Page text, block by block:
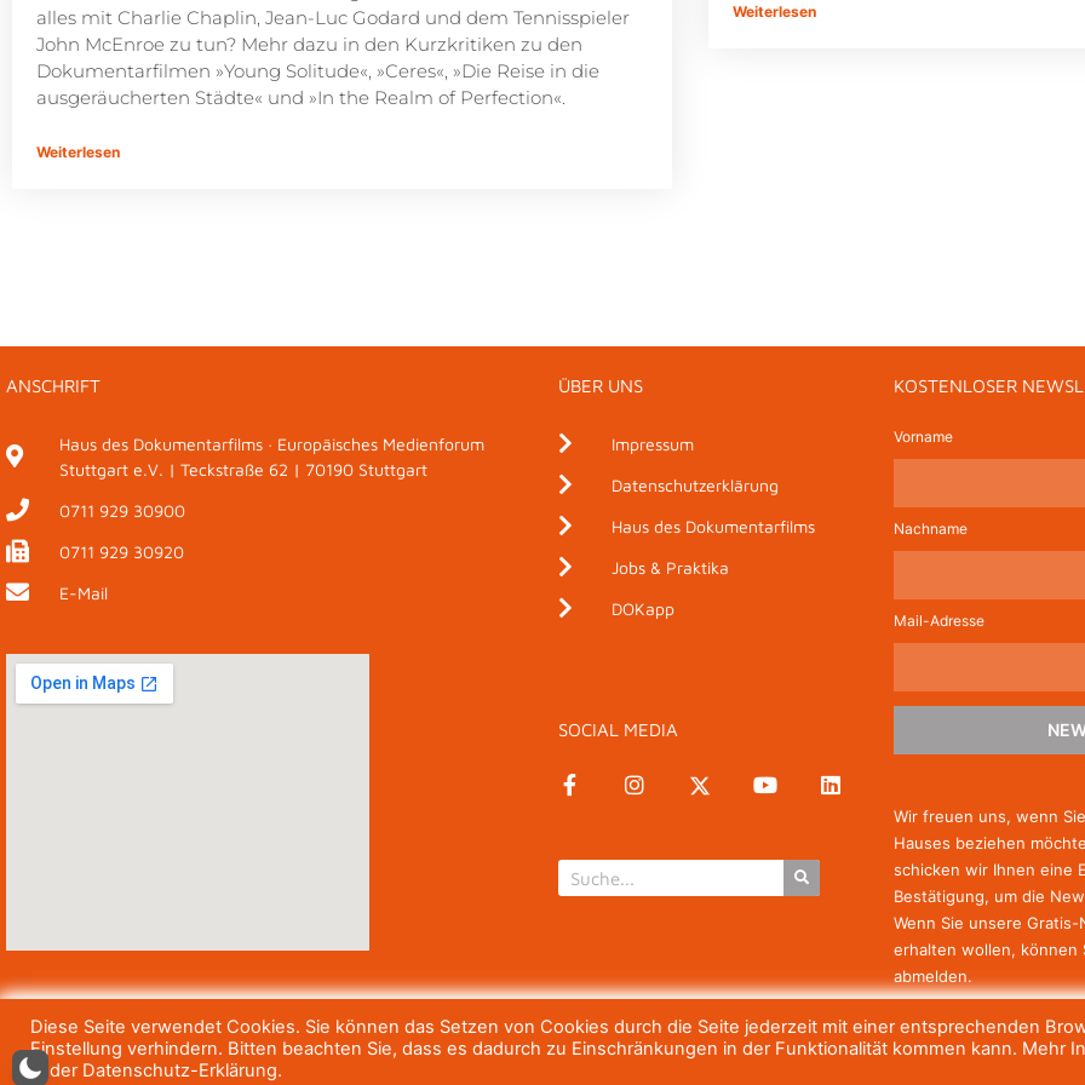
alles mit Charlie Chaplin, Jean-Luc Godard und dem Tennisspieler
John McEnroe zu tun? Mehr dazu in den Kurzkritiken zu den
Dokumentarfilmen »Young Solitude«, »Ceres«, »Die Reise in die
ausgeräucherten Städte« und »In the Realm of Perfection«.
Weiterlesen
Weiterlesen
ANSCHRIFT
Haus des Dokumentarfilms · Europäisches Medienforum
Stuttgart e.V. | Teckstraße 62 | 70190 Stuttgart
0711 929 30900
0711 929 30920
E-Mail
ÜBER UNS
Impressum
Datenschutzerklärung
Haus des Dokumentarfilms
Jobs & Praktika
DOKapp
SOCIAL MEDIA
KOSTENLOSER
Vorname
Nachname
Mail-Adresse
Wir freuen uns, wenn
Hauses beziehen
schicken wir Ihnen eine
Bestätigung, um die
Wenn Sie unsere
erhalten wollen, können
abmelden.
Diese Seite verwendet Cookies. Sie können das Setzen von Cookies durch die Seite jederzeit mit einer entsprechenden
Einstellung verhindern. Bitten beachten Sie, dass es dadurch zu Einschränkungen in der Funktionalität kommen kann. Mehr
in der Datenschutz-Erklärung.